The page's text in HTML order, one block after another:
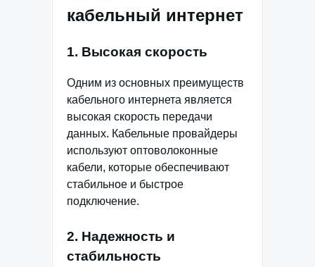
кабельный интернет
1. Высокая скорость
Одним из основных преимуществ
кабельного интернета является
высокая скорость передачи
данных. Кабельные провайдеры
используют оптоволоконные
кабели, которые обеспечивают
стабильное и быстрое
подключение.
2. Надежность и
стабильность